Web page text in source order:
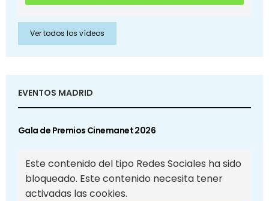
Ver todos los vídeos
EVENTOS MADRID
Gala de Premios Cinemanet 2026
Este contenido del tipo Redes Sociales ha sido
bloqueado. Este contenido necesita tener
activadas las cookies.